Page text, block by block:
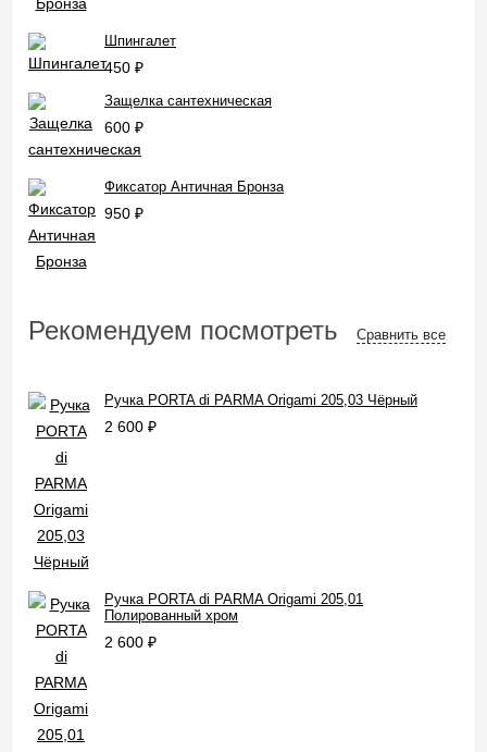
Шпингалет
450 ₽
Защелка сантехническая
600 ₽
Фиксатор Античная Бронза
950 ₽
Рекомендуем посмотреть Сравнить все
Ручка PORTA di PARMA Origami 205,03 Чёрный
2 600 ₽
Ручка PORTA di PARMA Origami 205,01
Полированный хром
2 600 ₽